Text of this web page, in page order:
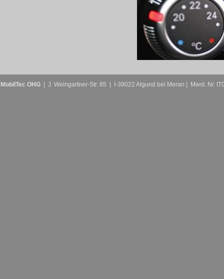
MobilTec OHG | J. Weingartner-Str. 85 | I-39022 Algund bei Meran | Mwst. Nr.